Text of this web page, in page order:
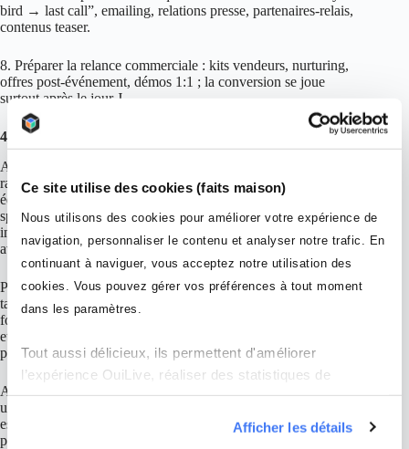
Ce site utilise des cookies (faits maison)
Nous utilisons des cookies pour améliorer votre expérience de
navigation, personnaliser le contenu et analyser notre trafic. En
continuant à naviguer, vous acceptez notre utilisation des
cookies. Vous pouvez gérer vos préférences à tout moment
dans les paramètres.
Tout aussi délicieux, ils permettent d'améliorer
l’expérience OuiLive, réaliser des statistiques de
mesures d'audience et améliorer la performance de nos
campagnes publicitaires ciblées en ligne. Naviguez sur
Afficher les détails
bird → last call”, emailing, relations presse, partenaires‑relais,
contenus teaser.
8. Préparer la relance commerciale : kits vendeurs, nurturing,
offres post‑événement, démos 1:1 ; la conversion se joue
surtout après le jour J.
4) Amplification sur les réseaux sociaux
Avant : cartographiez les plateformes clés, faites un audit
rapide, fixez les messages par audience, préparez un calendrier
éditorial (teasers vidéo, carrousels, posts intervenants) et un kit
speakers (visuels + wording + hashtag). Ouvrez les
inscriptions avec un lien tracké UTM et des visuels cohérents
avec le branding.
Pendant : live‑tweets, stories backstage, capsules “key
takeaways” 30‑60 s, repost des speakers, photos des moments
forts. Créez un hashtag unique pour centraliser la conversation
et encourager l’UGC. Affichez des CTA clairs : tester le
produit, réserver une démo, télécharger un guide.
Après : publiez meilleurs moments, citations et stats clés, plus
un replay chapitré. Fermez la boucle avec une CTA (démo,
essai, livre blanc) et maintenez la narration sur 2 à 4 semaines
pour convertir l’élan social en pipeline.